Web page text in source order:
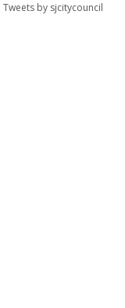
Tweets by sjcitycouncil